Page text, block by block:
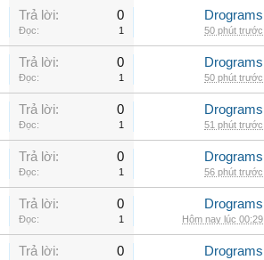
Trả lời: 0
Đọc: 1
Drograms
50 phút trước
Trả lời: 0
Đọc: 1
Drograms
50 phút trước
Trả lời: 0
Đọc: 1
Drograms
51 phút trước
Trả lời: 0
Đọc: 1
Drograms
56 phút trước
Trả lời: 0
Đọc: 1
Drograms
Hôm nay lúc 00:29
Trả lời: 0 Drograms